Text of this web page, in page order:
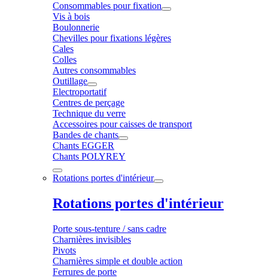
Consommables pour fixation
Vis à bois
Boulonnerie
Chevilles pour fixations légères
Cales
Colles
Autres consommables
Outillage
Electroportatif
Centres de perçage
Technique du verre
Accessoires pour caisses de transport
Bandes de chants
Chants EGGER
Chants POLYREY
Rotations portes d'intérieur
Rotations portes d'intérieur
Porte sous-tenture / sans cadre
Charnières invisibles
Pivots
Charnières simple et double action
Ferrures de porte